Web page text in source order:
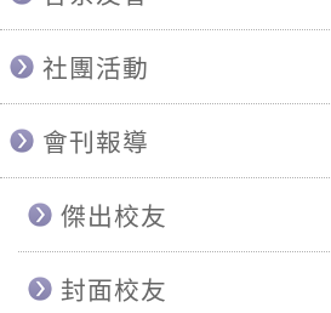
社團活動
會刊報導
傑出校友
封面校友